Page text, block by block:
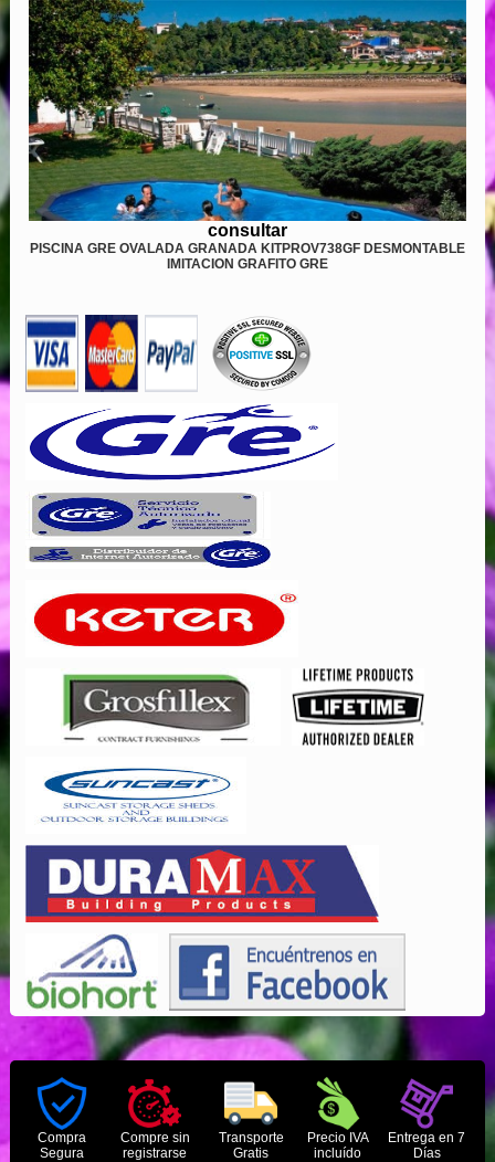
consultar
PISCINA GRE OVALADA GRANADA KITPROV738GF DESMONTABLE
IMITACION GRAFITO GRE
Compra
Segura
Compre sin
registrarse
Transporte
Gratis
Precio IVA
incluído
Entrega en 7
Días